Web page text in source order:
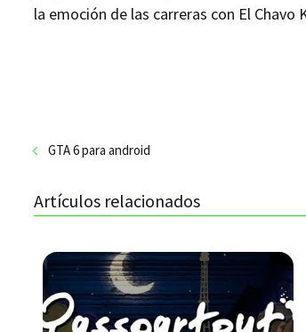
la emoción de las carreras con El
GTA 6 para android
Artículos relacionados